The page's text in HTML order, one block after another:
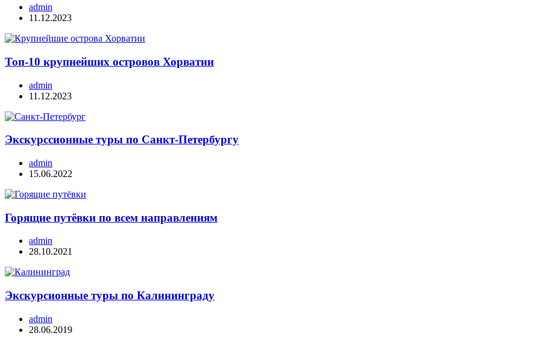
admin
11.12.2023
Топ-10 крупнейших островов Хорватии
admin
11.12.2023
Экскурссионные туры по Санкт-Петербургу
admin
15.06.2022
Горящие путёвки по всем направлениям
admin
28.10.2021
Экскурсионные туры по Калининграду
admin
28.06.2019